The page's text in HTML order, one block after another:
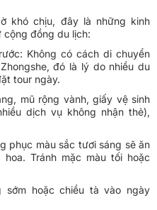
khó chịu, đây là những kinh
đồng du lịch:
Không có cách di chuyển
đó là lý do nhiều du
tour ngày.
mũ rộng vành, giấy vệ sinh
dịch vụ không nhận thẻ),
phục màu sắc tươi sáng sẽ ăn
Tránh mặc màu tối hoặc
sớm hoặc chiều tà vào ngày